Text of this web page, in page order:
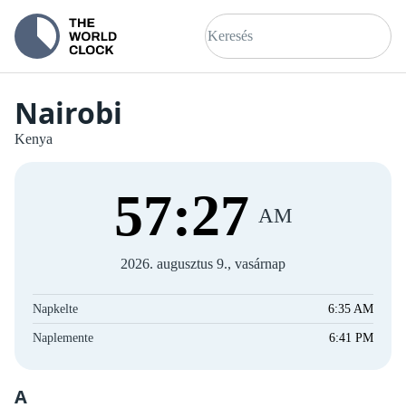
Nairobi
Kenya
57:27 AM
2026. augusztus 9., vasárnap
Napkelte 6:35 AM
Naplemente 6:41 PM
A